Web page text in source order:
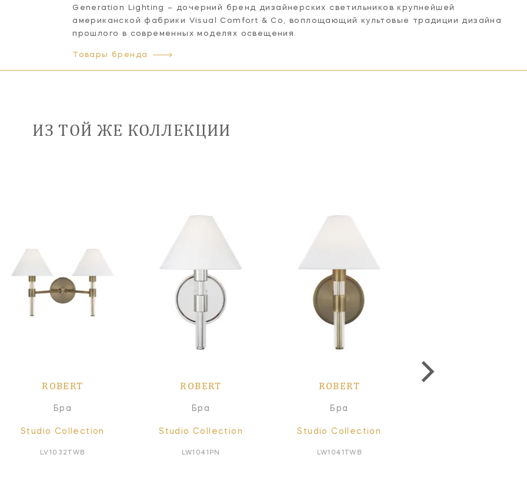
Generation Lighting – дочерний бренд дизайнерских светильников крупнейшей
американской фабрики Visual Comfort & Co, воплощающий культовые традиции дизайна
прошлого в современных моделях освещения.
Товары бренда
ИЗ ТОЙ ЖЕ КОЛЛЕКЦИИ
ROBERT
Бра
Studio Collection
LV1032TWB
ROBERT
Бра
Studio Collection
LW1041PN
ROBERT
Бра
Studio Collection
LW1041TWB